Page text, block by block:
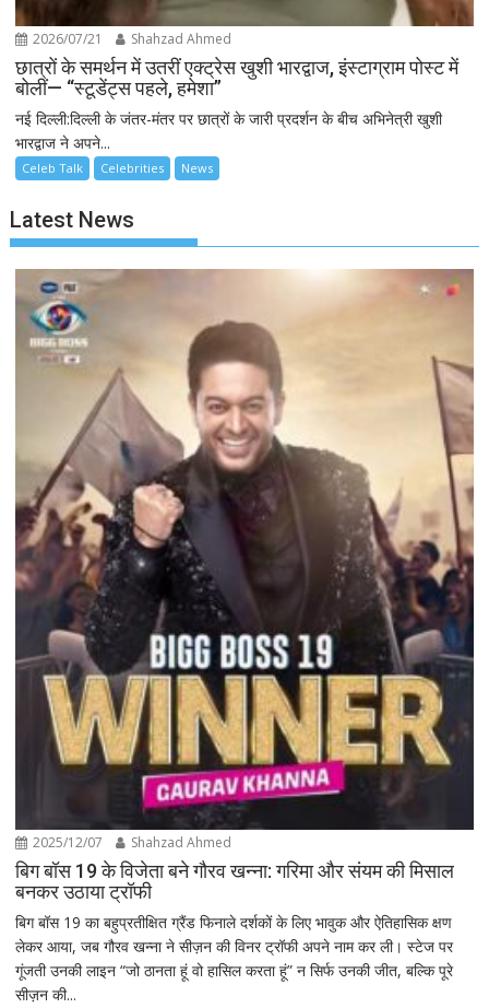
2026/07/21 Shahzad Ahmed
छात्रों के समर्थन में उतरीं एक्ट्रेस खुशी भारद्वाज, इंस्टाग्राम पोस्ट में
बोलीं— “स्टूडेंट्स पहले, हमेशा”
नई दिल्ली:दिल्ली के जंतर-मंतर पर छात्रों के जारी प्रदर्शन के बीच अभिनेत्री खुशी
भारद्वाज ने अपने...
Celeb Talk Celebrities News
Latest News
2025/12/07 Shahzad Ahmed
बिग बॉस 19 के विजेता बने गौरव खन्ना: गरिमा और संयम की मिसाल
बनकर उठाया ट्रॉफी
बिग बॉस 19 का बहुप्रतीक्षित ग्रैंड फिनाले दर्शकों के लिए भावुक और ऐतिहासिक क्षण
लेकर आया, जब गौरव खन्ना ने सीज़न की विनर ट्रॉफी अपने नाम कर ली। स्टेज पर
गूंजती उनकी लाइन “जो ठानता हूं वो हासिल करता हूं” न सिर्फ उनकी जीत, बल्कि पूरे
सीज़न की...